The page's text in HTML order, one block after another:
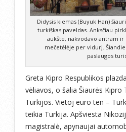
Didysis kiemas (Buyuk Han)
turkiškas paveldas. Anksčiau
aukšte, nakvodavo antram ir
mečetėlėje per vidurį.
paslaugos
Greta Kipro Respublikos
vėliavos, o šalia Šiaurės Kipro
Turkijos. Vietoj euro ten –
teikia Turkija. Apšviesta
magistralė, apynaujai